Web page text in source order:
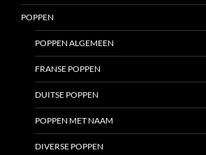
POPPEN
POPPEN ALGEMEEN
FRANSE POPPEN
DUITSE POPPEN
POPPEN MET NAAM
DIVERSE POPPEN